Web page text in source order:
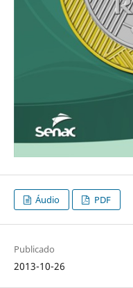
Áudio PDF
Publicado
2013-10-26